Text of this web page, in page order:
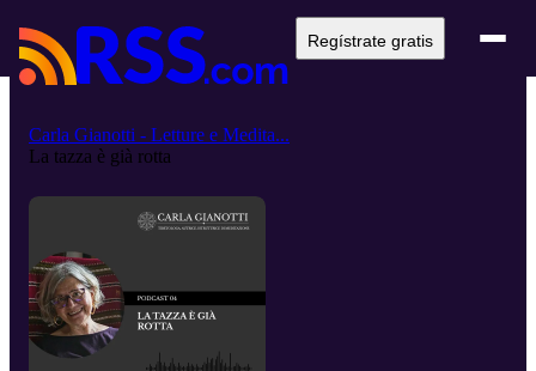
Regístrate gratis
Carla Gianotti - Letture e Medita...
La tazza è già rotta